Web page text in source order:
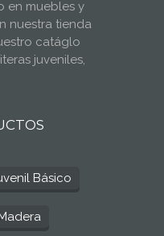
en muebles y
nuestra tienda
catáglo
juveniles,
Básico